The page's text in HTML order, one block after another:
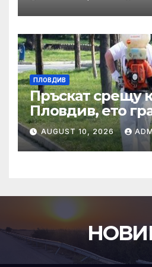
екосистемните
ПЛОВДИВ
Пръскат срещу
Пловдив, ето
края на август
AUGUST 10, 2026